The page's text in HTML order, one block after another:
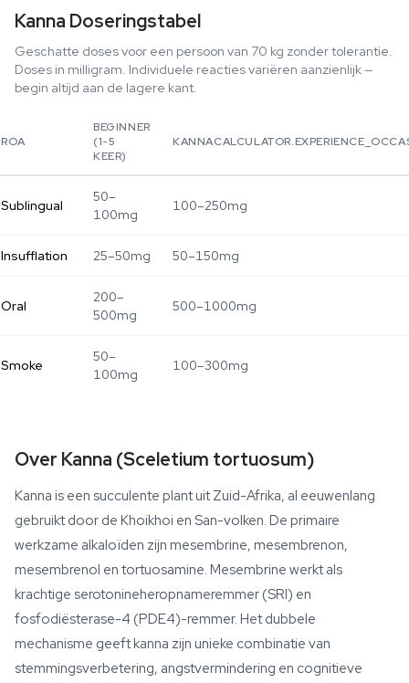
Kanna Doseringstabel
Geschatte doses voor een persoon van 70 kg zonder tolerantie.
Doses in milligram. Individuele reacties variëren aanzienlijk —
begin altijd aan de lagere kant.
ROA
BEGINNER
(1-5
KEER)
Sublingual
50–
100mg
100–250mg
Insufflation 25–50mg 50–150mg
Oral
200–
500mg
500–1000mg
Smoke
50–
100mg
100–300mg
Over Kanna (Sceletium tortuosum)
Kanna is een succulente plant uit Zuid-Afrika, al eeuwenlang
gebruikt door de Khoikhoi en San-volken. De primaire
werkzame alkaloïden zijn mesembrine, mesembrenon,
mesembrenol en tortuosamine. Mesembrine werkt als
krachtige serotonineheropnameremmer (SRI) en
fosfodiësterase-4 (PDE4)-remmer. Het dubbele
mechanisme geeft kanna zijn unieke combinatie van
stemmingsverbetering, angstvermindering en cognitieve